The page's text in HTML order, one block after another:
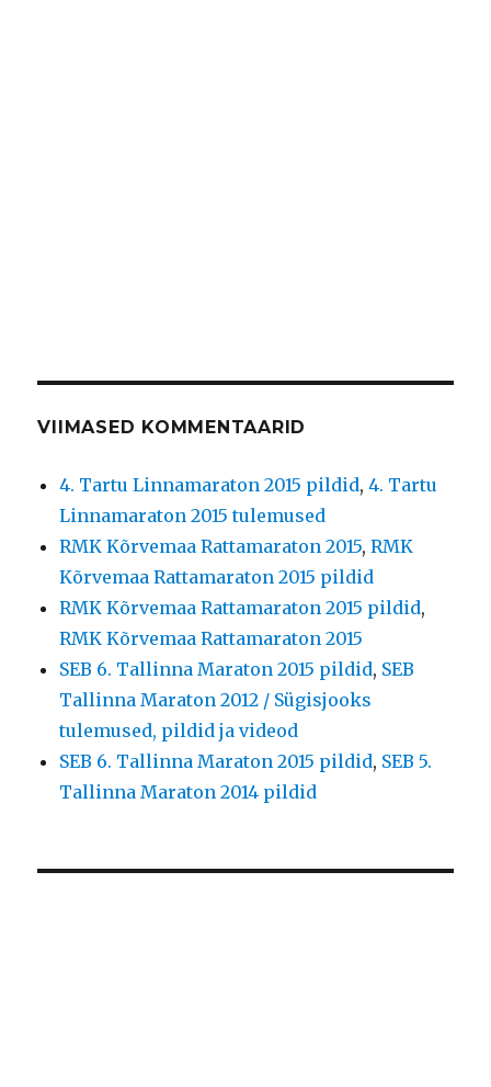
VIIMASED KOMMENTAARID
4. Tartu Linnamaraton 2015 pildid,4. Tartu
Linnamaraton 2015 tulemused
RMK Kõrvemaa Rattamaraton 2015,RMK
Kõrvemaa Rattamaraton 2015 pildid
RMK Kõrvemaa Rattamaraton 2015 pildid,
RMK Kõrvemaa Rattamaraton 2015
SEB 6. Tallinna Maraton 2015 pildid, SEB
Tallinna Maraton 2012 / Sügisjooks
tulemused, pildid ja videod
SEB 6. Tallinna Maraton 2015 pildid, SEB 5.
Tallinna Maraton 2014 pildid